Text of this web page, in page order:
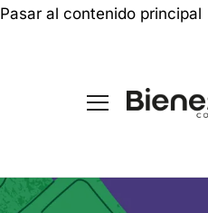
Pasar al contenido principal